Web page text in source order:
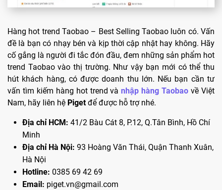
Hàng hot trend Taobao – Best Selling Taobao luôn có. Vấn
đề là bạn có nhạy bén và kịp thời cập nhật hay không. Hãy
cố gắng là người đi tắc đón đầu, đem những sản phẩm hot
trend Taobao vào thị trường. Như vậy bạn mới có thể thu
hút khách hàng, có được doanh thu lớn. Nếu bạn cần tư
vấn tìm kiếm hàng hot trend vànhập hàng Taobao về Việt
Nam, hãy liên hệ Pigetđể được hỗ trợ nhé.
Địa chỉ HCM: 41/2 Bàu Cát 8, P.12, Q.Tân Bình, Hồ Chí
Minh
Địa chỉ Hà Nội: 93 Hoàng Văn Thái, Quận Thanh Xuân,
Hà Nội
Hotline: 0385 69 42 69
Email: piget.vn@gmail.com